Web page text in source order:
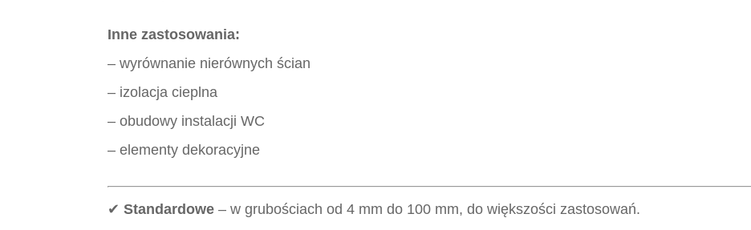
Inne zastosowania:
– wyrównanie nierównych ścian
– izolacja cieplna
– obudowy instalacji WC
– elementy dekoracyjne
✔Standardowe – w grubościach od 4 mm do 100 mm, do większości zastosowań.